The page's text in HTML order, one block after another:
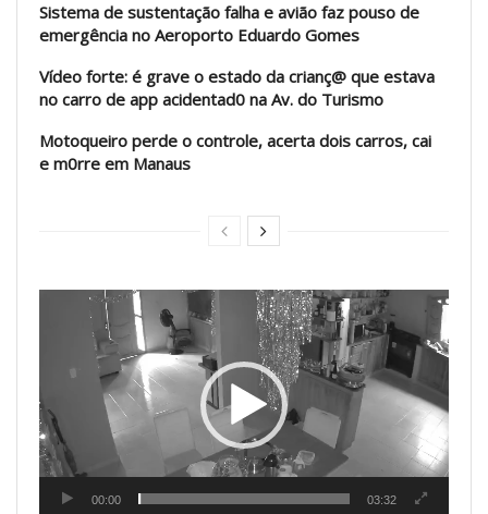
Sistema de sustentação falha e avião faz pouso de
emergência no Aeroporto Eduardo Gomes
Vídeo forte: é grave o estado da crianç@ que estava
no carro de app acidentad0 na Av. do Turismo
Motoqueiro perde o controle, acerta dois carros, cai
e m0rre em Manaus
Tocador
00:00 03:32